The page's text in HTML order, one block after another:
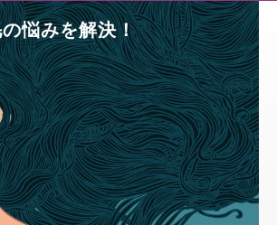
悩みを解決！